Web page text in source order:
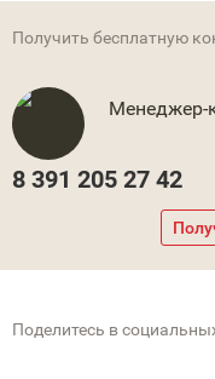
Получить бесплатную
Менеджер-
8 391 205 27 42
Поделитесь в